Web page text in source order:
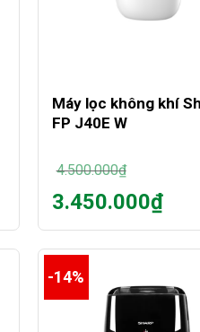
Máy lọc không khí
FP J40E W
4.500.000₫
Giá
gốc
là:
3.450.000₫
tại
là:
3.450.000₫.
-14%